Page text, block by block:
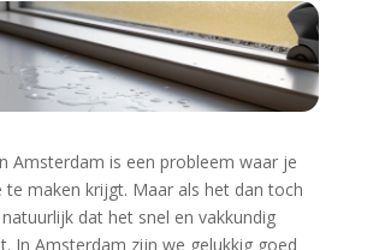
Amsterdam is een probleem waar je
te maken krijgt.​ Maar als het dan toch
dat het snel en vakkundig
In Amsterdam zijn we gelukkig goed